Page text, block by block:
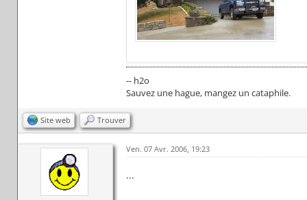
-- h2o
Sauvez une hague, mangez un cataphile.
Site web Trouver
Ven. 07 Avr. 2006, 19:23
...